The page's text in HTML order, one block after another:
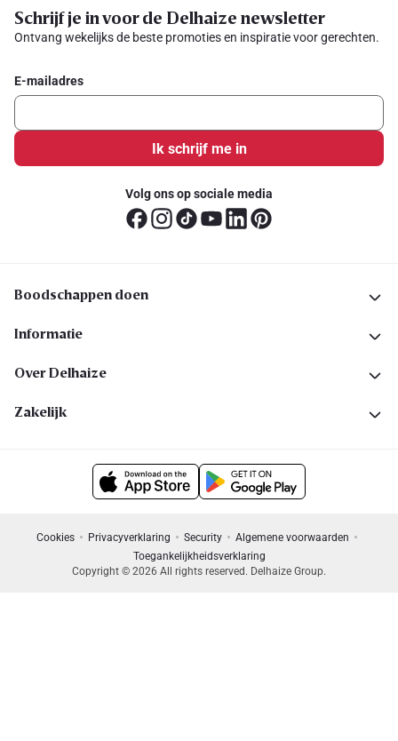
Schrijf je in voor de Delhaize newsletter
Ontvang wekelijks de beste promoties en inspiratie voor gerechten.
E-mailadres
Ik schrijf me in
Volg ons op sociale media
Boodschappen doen
Informatie
Over Delhaize
Zakelijk
Cookies Privacyverklaring Security
Algemene voorwaarden
Toegankelijkheidsverklaring
Copyright © 2026 All rights reserved. Delhaize Group.